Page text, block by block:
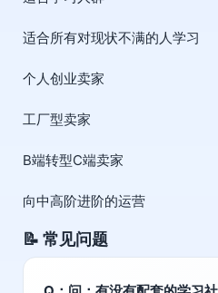
适合所有对现状不满的人学习
个人创业卖家
工厂型卖家
B端转型C端卖家
向中高阶进阶的运营
📝 常见问题